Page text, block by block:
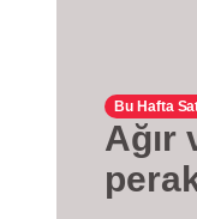
Bu Hafta
Ağır